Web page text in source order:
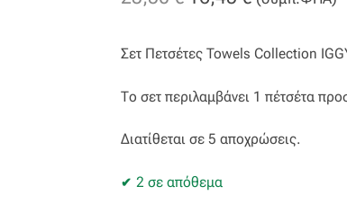
was:
23,50 €.
τιμή
είναι:
Σετ Πετσέτες Towels Collection
Το σετ περιλαμβάνει 1 πέτσέτα
Διατίθεται σε 5 αποχρώσεις.
2 σε απόθεμα